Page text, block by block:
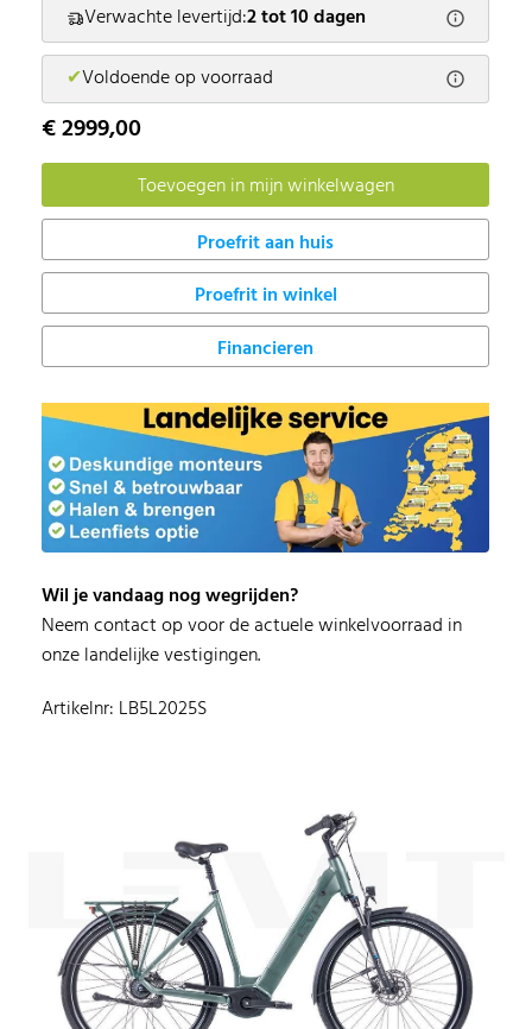
Verwachte levertijd:2 tot 10 dagen
✔Voldoende op voorraad
€ 2999,00
Proefrit in winkel
Financieren
Wil je vandaag nog wegrijden?
Neem contact op voor de actuele winkelvoorraad in
onze landelijke vestigingen.
Artikelnr: LB5L2025S